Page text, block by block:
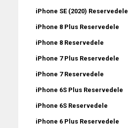
iPhone SE (2020) Reservedele
iPhone 8 Plus Reservedele
iPhone 8 Reservedele
iPhone 7 Plus Reservedele
iPhone 7 Reservedele
iPhone 6S Plus Reservedele
iPhone 6S Reservedele
iPhone 6 Plus Reservedele